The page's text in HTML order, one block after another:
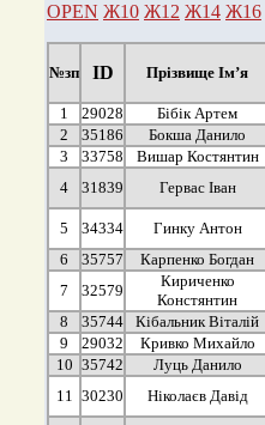
OPEN Ж10 Ж12 Ж14 Ж16
№зп ID Прізвище Ім’я
1 29028 Бібік Артем
2
35186 Бокша Данило
3
33758 Вишар Костянтин
4
31839 Гервас Іван
5 34334 Гинку Антон
6
35757 Карпенко Богдан
7
32579
Кириченко
Констянтин
8
35744 Кібальник Віталій
9
29032 Кривко Михайло
10 35742 Луць Данило
11 30230 Ніколаєв Давід